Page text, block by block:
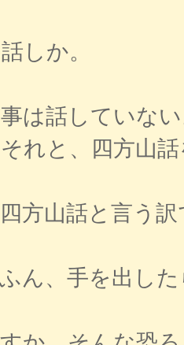
しか。
事は話していな
れと、四方山話
方山話と言う
ふん、手を出し